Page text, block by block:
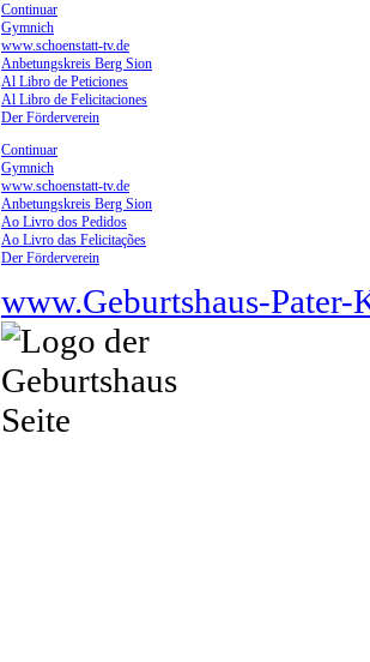
Continuar
Gymnich
www.schoenstatt-tv.de
Anbetungskreis Berg Sion
Al Libro de Peticiones
Al Libro de Felicitaciones
Der Förderverein
Continuar
Gymnich
www.schoenstatt-tv.de
Anbetungskreis Berg Sion
Ao Livro dos Pedidos
Ao Livro das Felicitações
Der Förderverein
www.Geburtshaus-Pater-